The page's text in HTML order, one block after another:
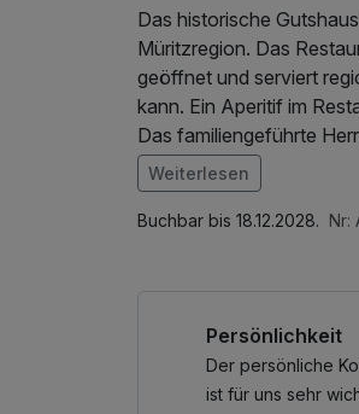
Das historische
Müritzregion. Das
geöffnet und serviert
kann. Ein Aperitif im
Das familiengeführte
sich durch barocke
Kosmetik- und
Terminabstimmung
Im Angebot enthalten
1 Flasche
Weiterlesen
Buchbar bis 18.12.2028. Nr:
Persönlichkeit
Der persönliche
ist für uns sehr